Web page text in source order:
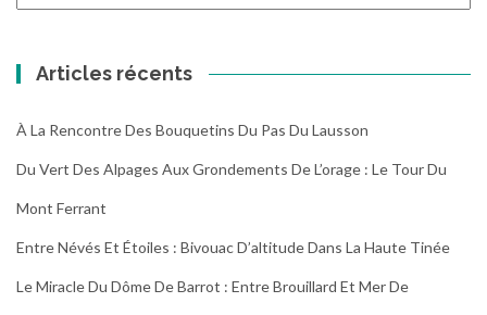
Articles récents
À La Rencontre Des Bouquetins Du Pas Du Lausson
Du Vert Des Alpages Aux Grondements De L’orage : Le Tour Du
Mont Ferrant
Entre Névés Et Étoiles : Bivouac D’altitude Dans La Haute Tinée
Le Miracle Du Dôme De Barrot : Entre Brouillard Et Mer De